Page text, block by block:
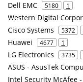
Dell EMC 5180 1
Western Digital
Cisco Systems 5372
Huawei 4677 1
LG Electronics 3735
ASUS - AsusTek
Intel Security McAfee